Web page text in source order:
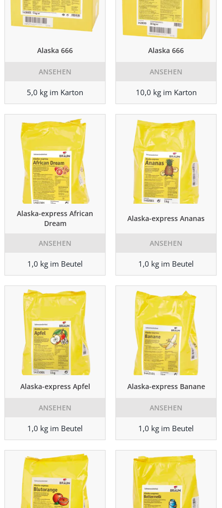
Alaska 666
ANSEHEN
5,0 kg im Karton
Alaska 666
ANSEHEN
10,0 kg im Karton
Alaska-express African
Dream
ANSEHEN
1,0 kg im Beutel
Alaska-express Ananas
ANSEHEN
1,0 kg im Beutel
Alaska-express Apfel
ANSEHEN
1,0 kg im Beutel
Alaska-express Banane
ANSEHEN
1,0 kg im Beutel